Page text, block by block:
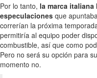
Por lo tanto, la marca
especulaciones que
correrían la próxima
permitiría al equipo poder
combustible, así que como
Pero no será su opción para
momento no.